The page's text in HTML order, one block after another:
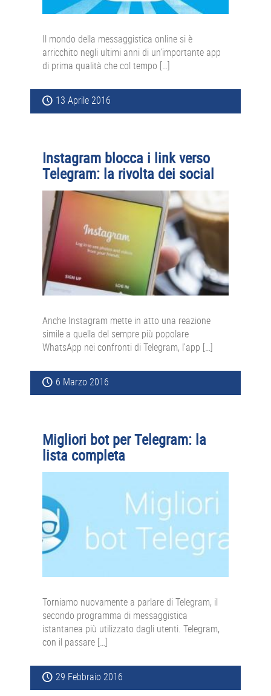
Il mondo della messaggistica online si è
arricchito negli ultimi anni di un’importante app
di prima qualità che col tempo […]
13 Aprile 2016
Instagram blocca i link verso
Telegram: la rivolta dei social
Anche Instagram mette in atto una reazione
simile a quella del sempre più popolare
WhatsApp nei confronti di Telegram, l’app […]
6 Marzo 2016
Migliori bot per Telegram: la
lista completa
Torniamo nuovamente a parlare di Telegram, il
secondo programma di messaggistica
istantanea più utilizzato dagli utenti. Telegram,
con il passare […]
29 Febbraio 2016